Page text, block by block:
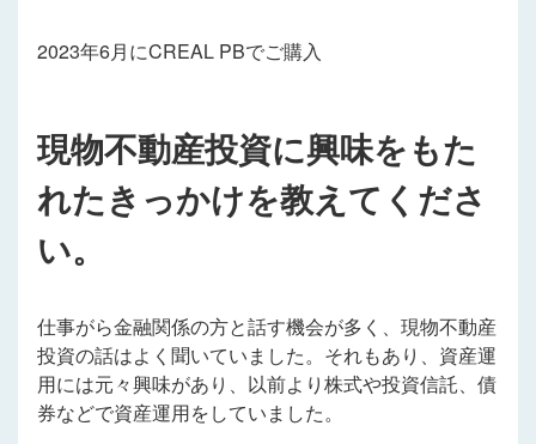
2023年6月にCREAL PBでご購入
現物不動産投資に興味をもた
れたきっかけを教えてくださ
い。
仕事がら金融関係の方と話す機会が多く、現物不動産
投資の話はよく聞いていました。それもあり、資産運
用には元々興味があり、以前より株式や投資信託、債
券などで資産運用をしていました。